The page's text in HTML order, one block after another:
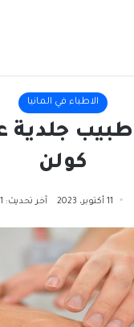
الاطباء في المانيا
جلدية
كولن
11 أكتوبر، 2023 آخر تحديث: 11 أكتوبر، 2023